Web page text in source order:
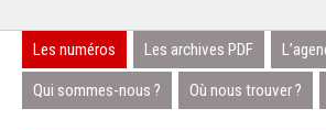
Les numéros Les archives PDF
Qui sommes-nous ? Où nous trouver ?